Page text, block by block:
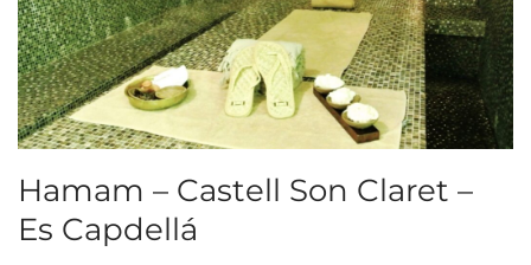
Hamam – Castell Son Claret –
Es Capdellá